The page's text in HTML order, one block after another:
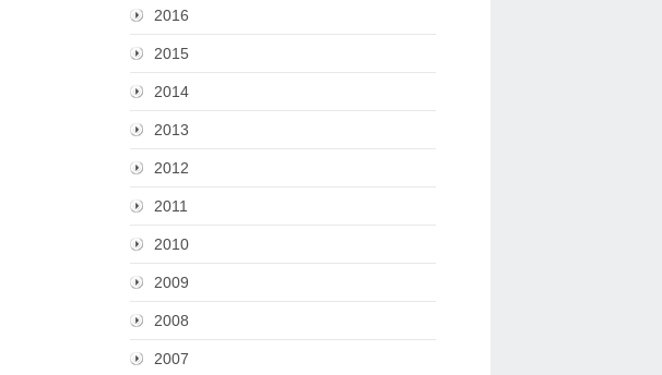
2016
2015
2014
2013
2012
2011
2010
2009
2008
2007